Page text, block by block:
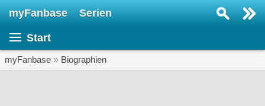
myFanbase Serien
Start
myFanbase » Biographien